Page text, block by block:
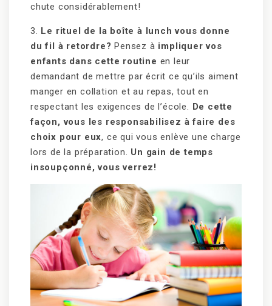
chute considérablement!
3. Le rituel de la boîte à lunch vous donne
du fil à retordre? Pensez à impliquer vos
enfants dans cette routine en leur
demandant de mettre par écrit ce qu’ils aiment
manger en collation et au repas, tout en
respectant les exigences de l’école. De cette
façon, vous les responsabilisez à faire des
choix pour eux, ce qui vous enlève une charge
lors de la préparation. Un gain de temps
insoupçonné, vous verrez!